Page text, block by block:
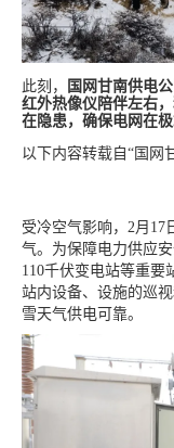
此刻， 国网甘南供电
红外热像仪陪伴左右
在隐患，确保电网在
以下内容转载自“国网
受冷空气影响，2月17
气。为保障电力供应
110千伏变电站等重要
站内设备、设施的巡
雪天气供电可靠。